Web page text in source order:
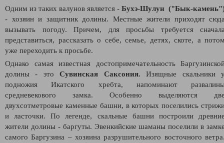
Одним из таких валунов является - Бухэ-Шулун ("Бык-
- хозяин и защитник долины. Местные жители приходят
вызывать погоду. Причем, для просьбы требуется
представиться, рассказать о себе, семье, детях, скоте, а
уже переходить к просьбе.
Однако самая известная достопримечательность
долины - этоСувинская Саксония. Изящные скальники
подножия Икатского хребта, напоминают
средневекового замка. Особенно выделяются
двухсотметровые каменные башни, в которых поселились
и ласточки. По легенде, скальные башни построили
жители долины - баргуты. Эвенкийские шаманы поселили в
самого Баргузина – хозяина разрушительного восточного